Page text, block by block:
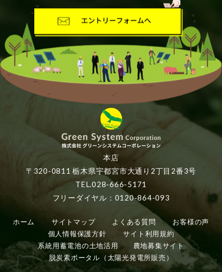
本店
〒320-0811 栃木県宇都宮市大通り2丁目2番3号
TEL.028-666-5171
フリーダイヤル：0120-864-093
ホーム サイトマップ よくある質問
お客様の声
個人情報保護方針
サイト利用規約
系統用蓄電池の土地活用
農地募集サイト
脱炭素ポータル（太陽光発電所販売）